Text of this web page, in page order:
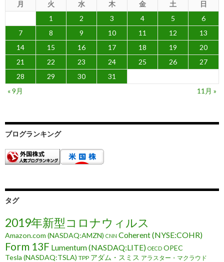
月 火 水 木 金 土
日
1
2 3 4 5
6
7
8 9 10 11 12
13
14
15 16 17 18 19
20
21
22 23 24 25 26
27
28
29 30
31
« 9月
11月 »
ブログランキング
タグ
2019年新型コロナウィルス
Amazon.com (NASDAQ:AMZN) CNN Coherent (NYSE:COHR)
Form 13F Lumentum (NASDAQ:LITE) OECD OPEC
Tesla (NASDAQ:TSLA) TPP アダム・スミス アラスター・マクラウド